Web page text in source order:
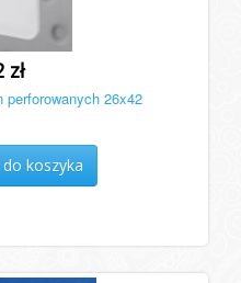
zł
26x42
do koszyka